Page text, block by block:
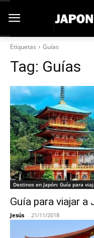
Etiquetas Guías
Tag: Guías
Destinos en Japón: Guía para
Guía para viajar a
Jesús - 21/11/2018